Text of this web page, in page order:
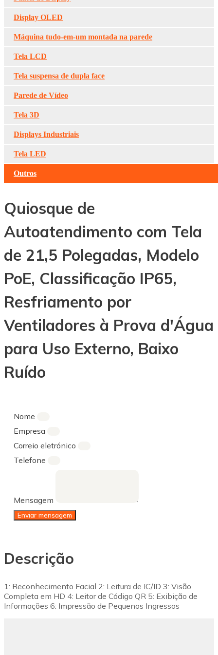
Display OLED
Máquina tudo-em-um montada na parede
Tela LCD
Tela suspensa de dupla face
Parede de Vídeo
Tela 3D
Displays Industriais
Tela LED
Outros
Quiosque de
Autoatendimento com Tela
de 21,5 Polegadas, Modelo
PoE, Classificação IP65,
Resfriamento por
Ventiladores à Prova d'Água
para Uso Externo, Baixo
Ruído
Nome
Empresa
Correio eletrónico
Telefone
Mensagem
Enviar mensagem
Descrição
1: Reconhecimento Facial 2: Leitura de IC/ID 3: Visão
Completa em HD 4: Leitor de Código QR 5: Exibição de
Informações 6: Impressão de Pequenos Ingressos